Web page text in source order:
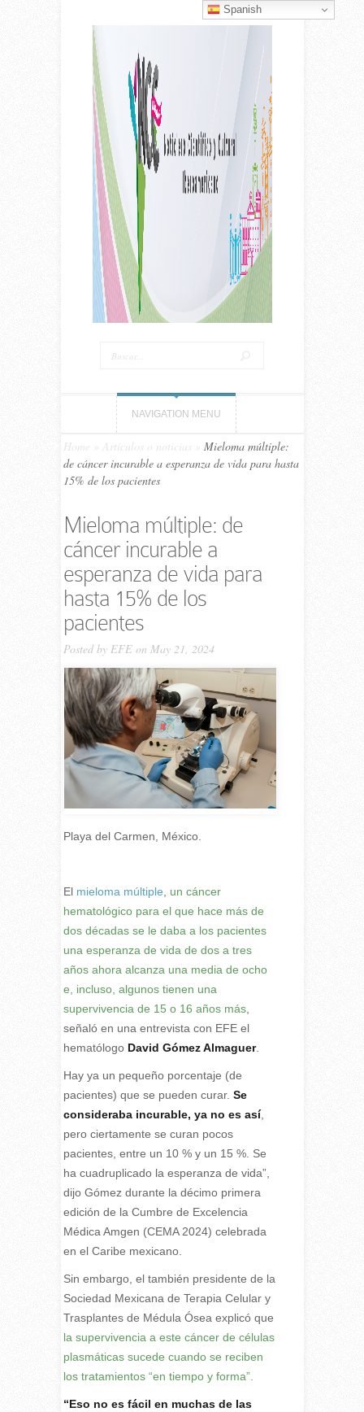
NAVIGATION MENU
Home Artículos o noticias
Mieloma múltiple:
de cáncer incurable a esperanza de vida para hasta
15% de los pacientes
Mieloma múltiple: de
cáncer incurable a
esperanza de vida para
hasta 15% de los
pacientes
Posted by EFEon May 21, 2024
Playa del Carmen, México.
El mieloma múltiple, un cáncer
hematológico para el que hace más de
dos décadas se le daba a los pacientes
una esperanza de vida de dos a tres
años ahora alcanza una media de ocho
e, incluso, algunos tienen una
supervivencia de 15 o 16 años más,
señaló en una entrevista con EFE el
hematólogo David Gómez Almaguer.
Hay ya un pequeño porcentaje (de
pacientes) que se pueden curar. Se
consideraba incurable, ya no es así,
pero ciertamente se curan pocos
pacientes, entre un 10 % y un 15 %. Se
ha cuadruplicado la esperanza de vida”,
dijo Gómez durante la décimo primera
edición de la Cumbre de Excelencia
Médica Amgen (CEMA 2024) celebrada
en el Caribe mexicano.
Sin embargo, el también presidente de la
Sociedad Mexicana de Terapia Celular y
Trasplantes de Médula Ósea explicó que
la supervivencia a este cáncer de células
plasmáticas sucede cuando se reciben
los tratamientos “en tiempo y forma”.
“Eso no es fácil en muchas de las
Spanish